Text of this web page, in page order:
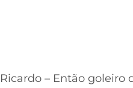
Ricardo – Então goleiro